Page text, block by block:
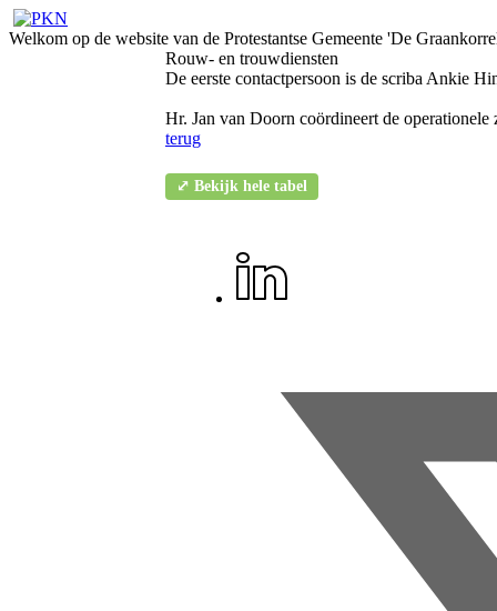
Welkom op de website van de Protestantse Gemeente 'De
Rouw- en trouwdiensten
De eerste contactpersoon is de scriba Ankie
Hr. Jan van Doorn coördineert de
terug
⤢ Bekijk hele tabel